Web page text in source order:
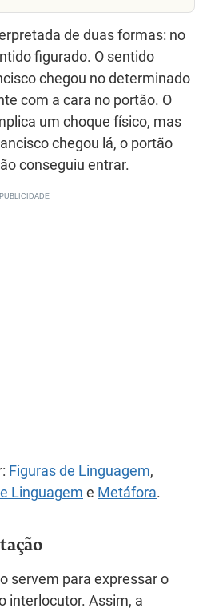
de duas formas: no
figurado. O sentido
chegou no determinado
com a cara no portão. O
um choque físico, mas
chegou lá, o portão
conseguiu entrar.
Figuras de Linguagem,
Linguagem e Metáfora.
servem para expressar o
interlocutor. Assim, a